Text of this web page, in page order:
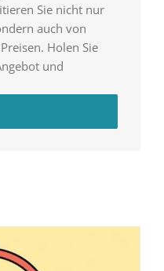
Sie nicht nur
auch von
Holen Sie
und